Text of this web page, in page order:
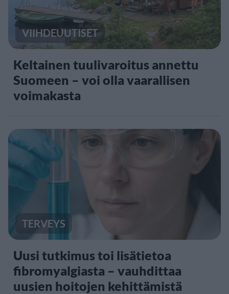
VIIHDEUUTISET
Keltainen tuulivaroitus annettu
Suomeen – voi olla vaarallisen
voimakasta
TERVEYS
Uusi tutkimus toi lisätietoa
fibromyalgiasta – vauhdittaa
uusien hoitojen kehittämistä